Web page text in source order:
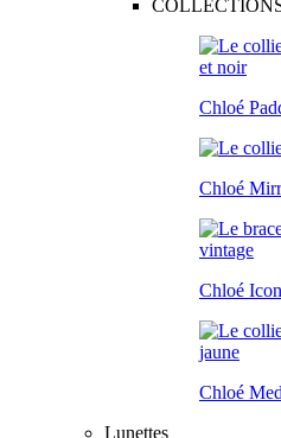
Chloé
Chloé
Chloé
Chloé
Lunettes